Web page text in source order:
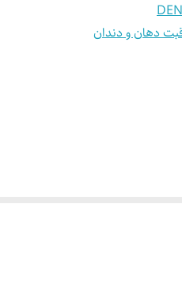
دهان و دندان